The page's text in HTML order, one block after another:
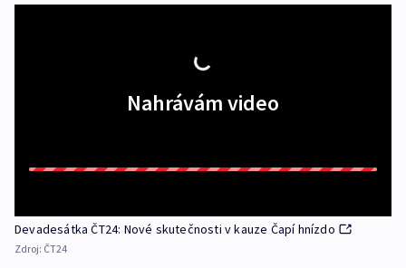
Nahrávám video
Devadesátka ČT24: Nové skutečnosti v kauze Čapí hnízdo
Zdroj: ČT24